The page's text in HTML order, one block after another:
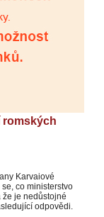
romských
Karvaiové
co ministerstvo
že je nedůstojné
odpovědi.